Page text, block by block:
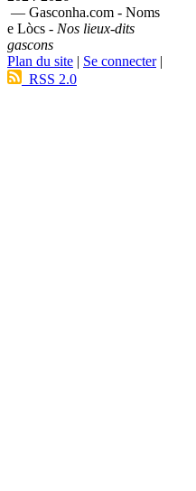
— Gasconha.com - Noms
e Lòcs - Nos lieux-dits
gascons
Plan du site | Se connecter|
RSS 2.0